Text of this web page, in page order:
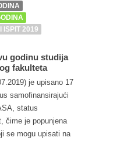
ISPIT 2019
godinu studija
fakulteta
je upisano 17
samofinansirajući
status
čime je popunjena
se mogu upisati na